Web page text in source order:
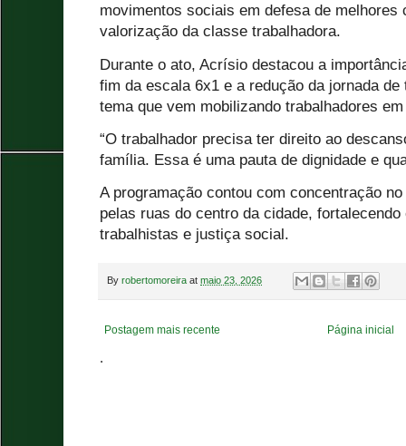
movimentos sociais em defesa de melhores
valorização da classe trabalhadora.
Durante o ato, Acrísio destacou a
fim da escala 6x1 e a redução da jornada
tema que vem mobilizando trabalhadores
“O trabalhador precisa ter direito ao
família. Essa é uma pauta de dignidade e
A programação contou com concentração
pelas ruas do centro da cidade,
trabalhistas e justiça social.
By robertomoreira at maio 23, 2026
Postagem mais recente Página inicial
.